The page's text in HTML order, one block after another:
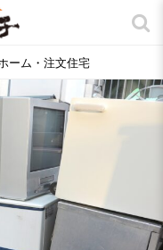
ーム・注文住宅